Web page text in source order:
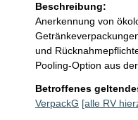
Beschreibung:
Anerkennung von
und
Pooling-Option aus
Betroffenes
VerpackG [alle RV